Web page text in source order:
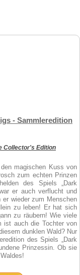
- Sammleredition
Collector's Edition
magischen Kuss von
zum echten Prinzen
des Spiels „Dark
er auch verflucht und
wieder zum Menschen
zu leben! Er hat sich
zu räubern! Wie viele
ist auch die Tochter von
dunklen Wald? Nur
des Spiels „Dark
Prinzessin. Ob sie